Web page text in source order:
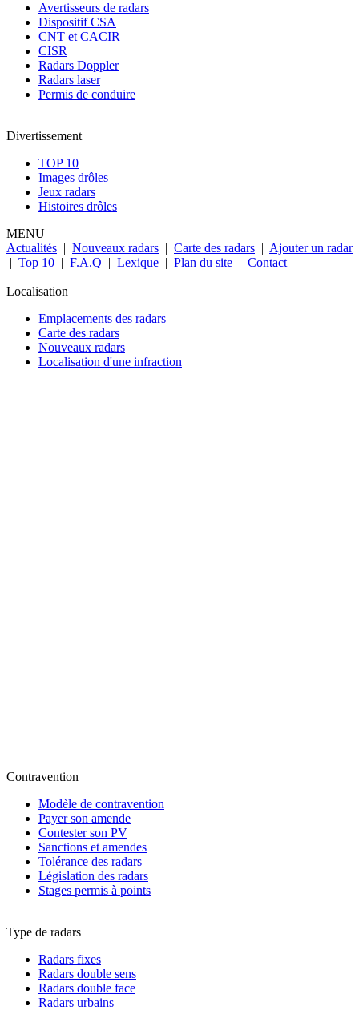
Avertisseurs de radars
Dispositif CSA
CNT et CACIR
CISR
Radars Doppler
Radars laser
Permis de conduire
Divertissement
TOP 10
Images drôles
Jeux radars
Histoires drôles
MENU
Actualités | Nouveaux radars | Carte des radars | Ajouter un radar
| Top 10 | F.A.Q | Lexique | Plan du site | Contact
Localisation
Emplacements des radars
Carte des radars
Nouveaux radars
Localisation d'une infraction
Contravention
Modèle de contravention
Payer son amende
Contester son PV
Sanctions et amendes
Tolérance des radars
Législation des radars
Stages permis à points
Type de radars
Radars fixes
Radars double sens
Radars double face
Radars urbains